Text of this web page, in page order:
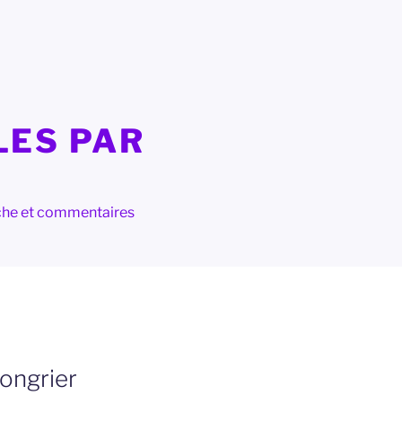
PAR
et commentaires